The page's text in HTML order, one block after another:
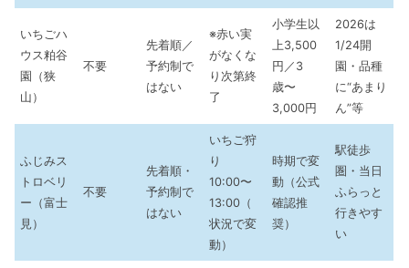
いちごハ
ウス粕谷
園（狭
山）
不要
先着順／
予約制で
はない
※赤い実
がなくな
り次第終
了
小学生以
上3,500
円／3
歳〜
3,000円
2026は
1/24開
園・品種
に“あまり
ん”等
ふじみス
トロベリ
ー（富士
見）
不要
先着順・
予約制で
はない
いちご狩
り
10:00〜
13:00（
状況で変
動）
時期で変
動（公式
確認推
奨）
駅徒歩
圏・当日
ふらっと
行きやす
い